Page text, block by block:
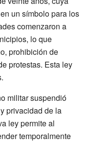
un símbolo para los
comenzaron a
lo que
prohibición de
protestas. Esta ley
militar suspendió
privacidad de la
ley permite al
temporalmente